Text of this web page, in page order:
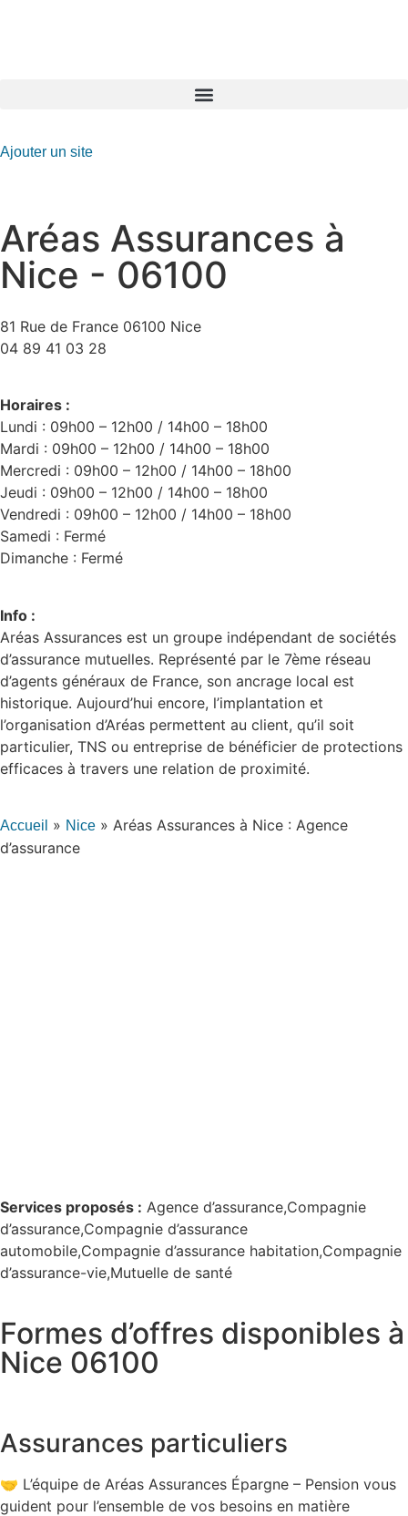
Ajouter un site
Aréas Assurances à
Nice - 06100
81 Rue de France 06100 Nice
04 89 41 03 28
Horaires :
Lundi : 09h00 – 12h00 / 14h00 – 18h00
Mardi : 09h00 – 12h00 / 14h00 – 18h00
Mercredi : 09h00 – 12h00 / 14h00 – 18h00
Jeudi : 09h00 – 12h00 / 14h00 – 18h00
Vendredi : 09h00 – 12h00 / 14h00 – 18h00
Samedi : Fermé
Dimanche : Fermé
Info :
Aréas Assurances est un groupe indépendant de sociétés
d’assurance mutuelles. Représenté par le 7ème réseau
d’agents généraux de France, son ancrage local est
historique. Aujourd’hui encore, l’implantation et
l’organisation d’Aréas permettent au client, qu’il soit
particulier, TNS ou entreprise de bénéficier de protections
efficaces à travers une relation de proximité.
Accueil » Nice » Aréas Assurances à Nice : Agence
d’assurance
Services proposés : Agence d’assurance,Compagnie
d’assurance,Compagnie d’assurance
automobile,Compagnie d’assurance habitation,Compagnie
d’assurance-vie,Mutuelle de santé
Formes d’offres disponibles à
Nice 06100
Assurances particuliers
🤝 L’équipe de Aréas Assurances Épargne – Pension vous
guident pour l’ensemble de vos besoins en matière